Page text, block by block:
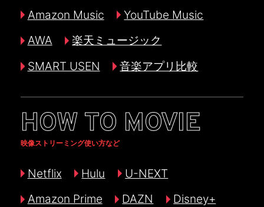
Amazon Music
YouTube Music
AWA
楽天ミュージック
SMART USEN
音楽アプリ比較
HOW TO MOVIE
映像ストリーミング使い方など
Netflix Hulu
U-NEXT
Amazon Prime
DAZN
Disney+